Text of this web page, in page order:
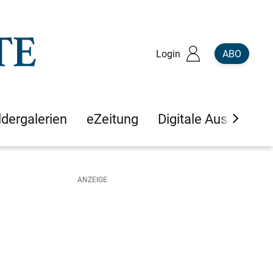
Login ABO
eZeitung Digitale Ausgaben